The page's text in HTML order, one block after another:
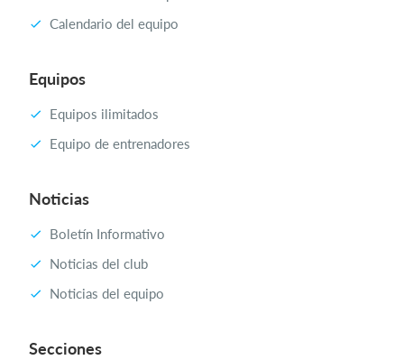
Calendario del equipo
Equipos
Equipos ilimitados
Equipo de entrenadores
Noticias
Boletín Informativo
Noticias del club
Noticias del equipo
Secciones